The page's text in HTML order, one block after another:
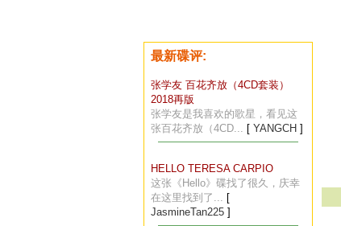
最新碟评:
张学友 百花齐放（4CD套装）
2018再版
张学友是我喜欢的歌星，看见这
张百花齐放（4CD... [ YANGCH ]
HELLO TERESA CARPIO
这张《Hello》碟找了很久，庆幸
在这里找到了... [
JasmineTan225 ]